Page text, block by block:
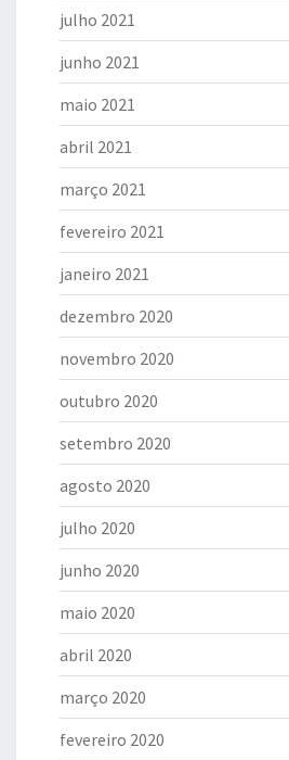
julho 2021
junho 2021
maio 2021
abril 2021
março 2021
fevereiro 2021
janeiro 2021
dezembro 2020
novembro 2020
outubro 2020
setembro 2020
agosto 2020
julho 2020
junho 2020
maio 2020
abril 2020
março 2020
fevereiro 2020